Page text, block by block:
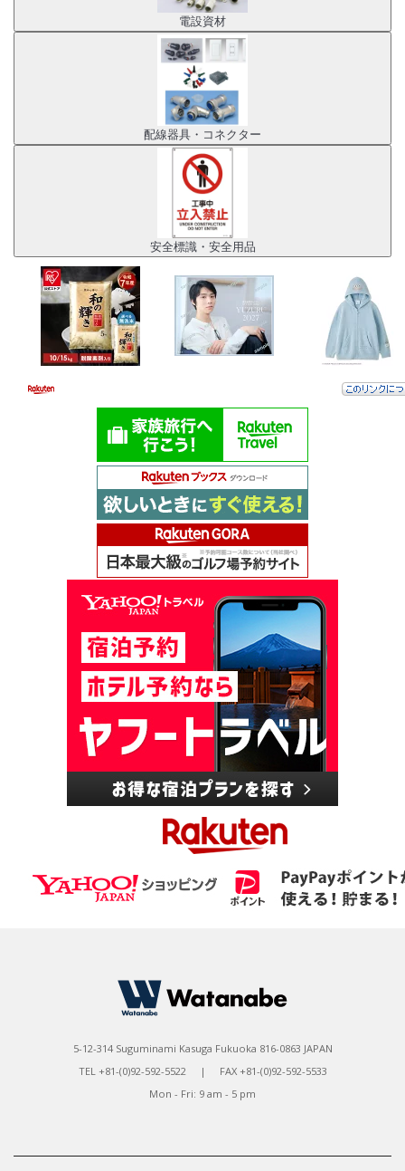
電設資材
配線器具・コネクター
安全標識・安全用品
5-12-314 Suguminami Kasuga Fukuoka 816-0863 JAPAN
TEL +81-(0)92-592-5522 | FAX +81-(0)92-592-5533
Mon - Fri: 9 am - 5 pm